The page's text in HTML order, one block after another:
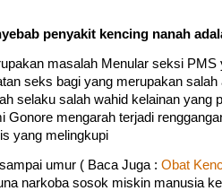
penyakit kencing nanah
masalah Menular seksi PMS
seks bagi yang merupakan salah
selaku salah wahid kelainan yang
Gonore mengarah terjadi
yang melingkupi
umur ( Baca Juga : Obat
narkoba sosok miskin manusia